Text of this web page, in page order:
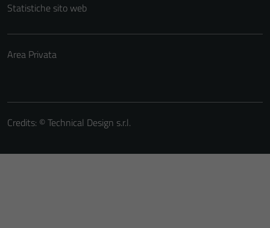
Statistiche sito web
Area Privata
Credits: ©Technical Design s.r.l.